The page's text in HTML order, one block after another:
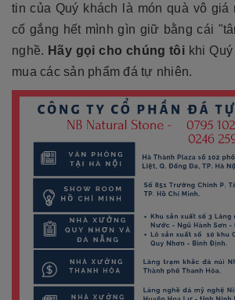
tin của Quý khách là món quà vô giá
cố gắng hết mình gìn giữ bằng cái
nghề. Hãy gọi cho chúng tôikhi Quý
mua các sản phẩm đá tự nhiên.